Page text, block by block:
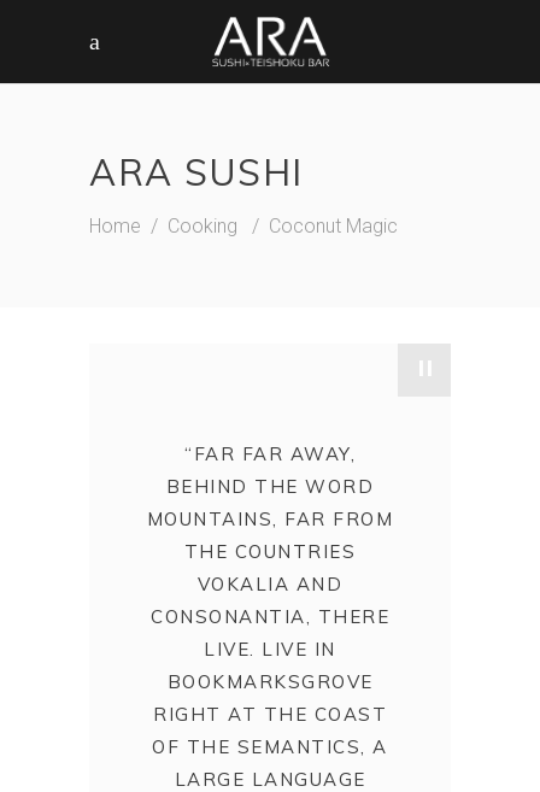
ARA SUSHI
Home / Cooking / Coconut Magic
"
“FAR FAR AWAY,
BEHIND THE WORD
MOUNTAINS, FAR FROM
THE COUNTRIES
VOKALIA AND
CONSONANTIA, THERE
LIVE. LIVE IN
BOOKMARKSGROVE
RIGHT AT THE COAST
OF THE SEMANTICS, A
LARGE LANGUAGE